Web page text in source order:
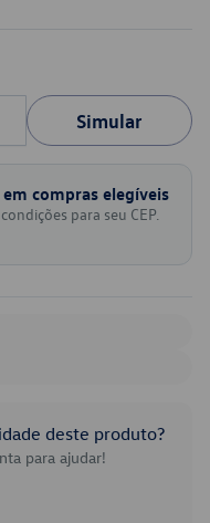
Simular
compras elegíveis
para seu CEP.
deste produto?
para ajudar!